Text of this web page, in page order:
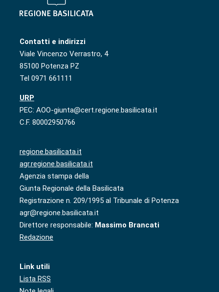
Contatti e indirizzi
Viale Vincenzo Verrastro, 4
85100 Potenza PZ
Tel 0971 661111
URP
PEC: AOO-giunta@cert.regione.basilicata.it
C.F. 80002950766
regione.basilicata.it
agr.regione.basilicata.it
Agenzia stampa della
Giunta Regionale della Basilicata
Registrazione n. 209/1995 al Tribunale di Potenza
agr@regione.basilicata.it
Direttore responsabile: Massimo Brancati
Redazione
Link utili
Lista RSS